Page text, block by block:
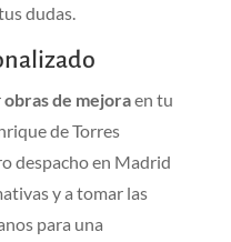
dudas.
obras de mejoraen tu
de Torres
despacho en Madrid
y a tomar las
para una